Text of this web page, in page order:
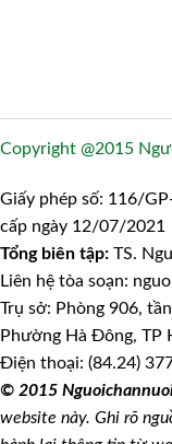
Copyright @2015
Giấy phép số: 116/
cấp ngày 12/07/2021
Tổng biên tập: TS.
Liên hệ tòa soạn:
Trụ sở: Phòng 906,
Phường Hà Đông, TP
Điện thoại: (84.24)
© 2015
website này. Ghi rõ